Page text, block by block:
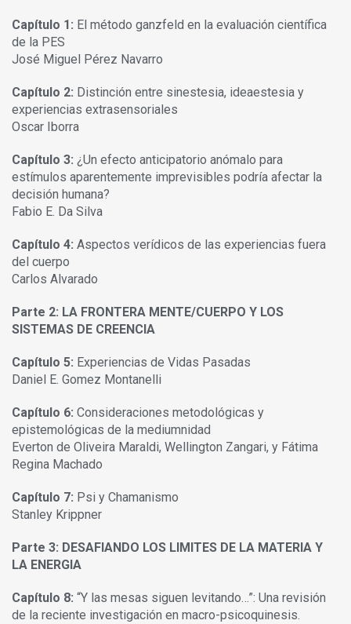
Capítulo 1: El método ganzfeld en la evaluación científica
de la PES
José Miguel Pérez Navarro
Capítulo 2: Distinción entre sinestesia, ideaestesia y
experiencias extrasensoriales
Oscar Iborra
Capítulo 3: ¿Un efecto anticipatorio anómalo para
estímulos aparentemente imprevisibles podría afectar la
decisión humana?
Fabio E. Da Silva
Capítulo 4: Aspectos verídicos de las experiencias fuera
del cuerpo
Carlos Alvarado
Parte 2: LA FRONTERA MENTE/CUERPO Y LOS
SISTEMAS DE CREENCIA
Capítulo 5: Experiencias de Vidas Pasadas
Daniel E. Gomez Montanelli
Capítulo 6: Consideraciones metodológicas y
epistemológicas de la mediumnidad
Everton de Oliveira Maraldi, Wellington Zangari, y Fátima
Regina Machado
Capítulo 7: Psi y Chamanismo
Stanley Krippner
Parte 3: DESAFIANDO LOS LIMITES DE LA MATERIA Y
LA ENERGIA
Capítulo 8: “Y las mesas siguen levitando…”: Una revisión
de la reciente investigación en macro-psicoquinesis.